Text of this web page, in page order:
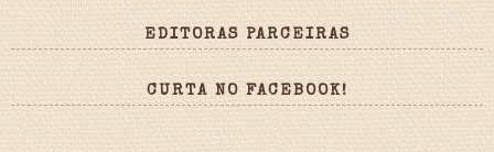
EDITORAS PARCEIRAS
CURTA NO FACEBOOK!